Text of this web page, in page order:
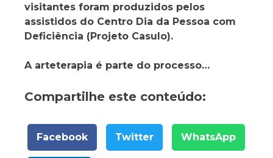
visitantes foram produzidos pelos
assistidos do Centro Dia da Pessoa com
Deficiência (Projeto Casulo).
A arteterapia é parte do processo…
Compartilhe este conteúdo:
Facebook Twitter WhatsApp